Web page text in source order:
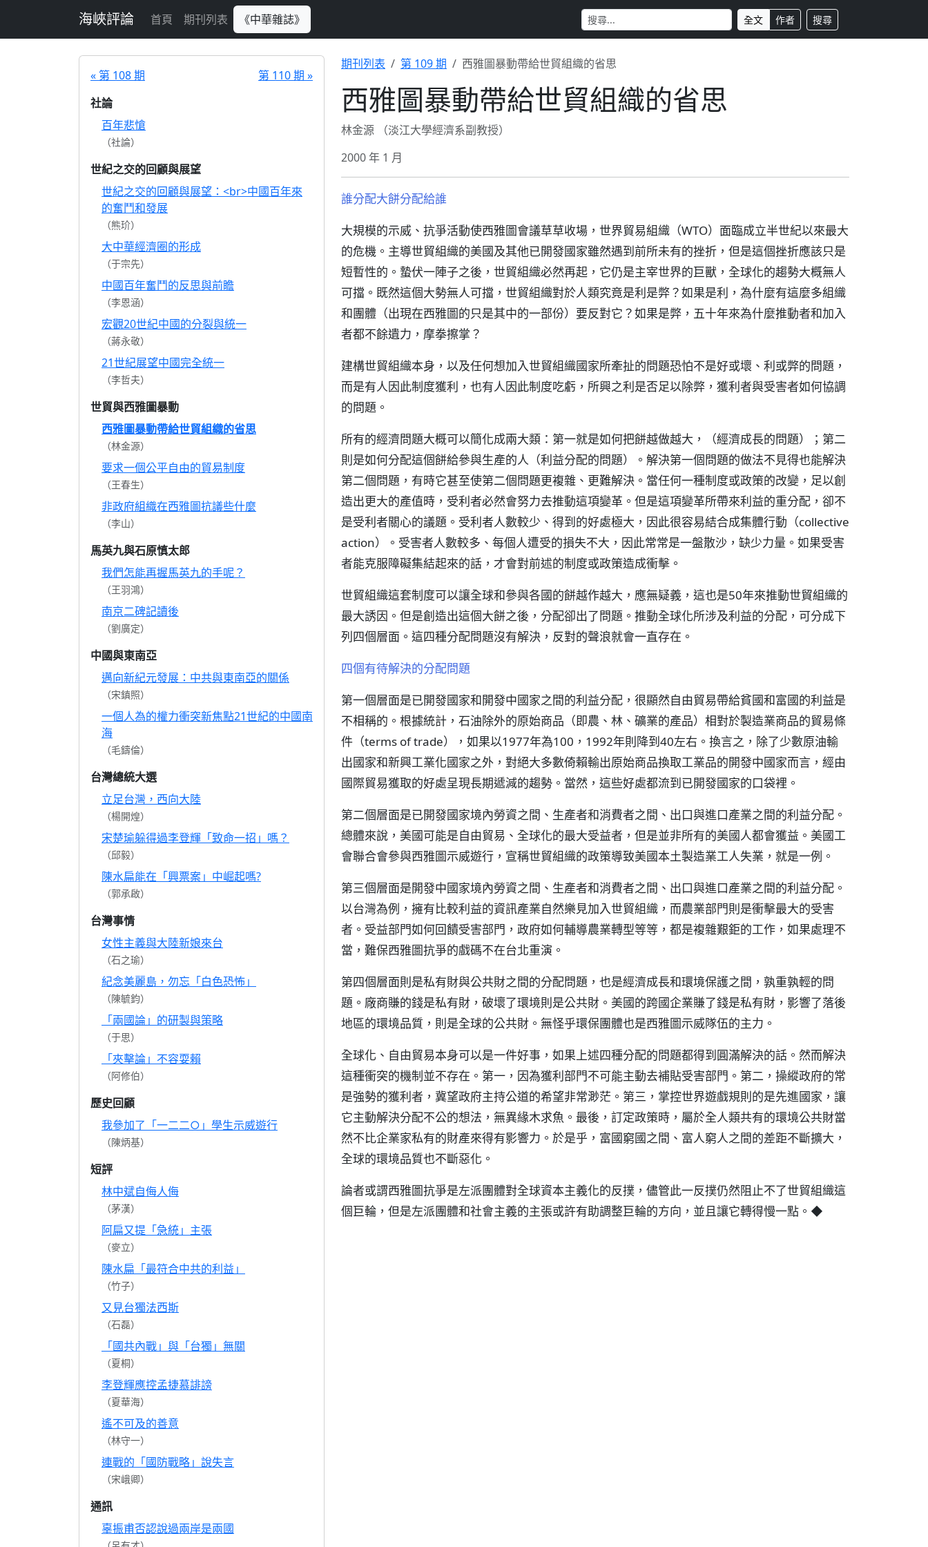
海峽評論 首頁 期刊列表 《中華雜誌》 全文 作者 搜尋
« 第 108 期
第 110 期 »
社論
百年悲愴
（社論）
世紀之交的回顧與展望
世紀之交的回顧與展望：<br>中國百年來
的奮鬥和發展
（熊玠）
大中華經濟圈的形成
（于宗先）
中國百年奮鬥的反思與前瞻
（李恩涵）
宏觀20世紀中國的分裂與統一
（蔣永敬）
21世紀展望中國完全統一
（李哲夫）
世貿與西雅圖暴動
西雅圖暴動帶給世貿組織的省思
（林金源）
要求一個公平自由的貿易制度
（王春生）
非政府組織在西雅圖抗議些什麼
（李山）
馬英九與石原慎太郎
我們怎能再握馬英九的手呢？
（王羽鴻）
南京二碑記讀後
（劉廣定）
中國與東南亞
邁向新紀元發展：中共與東南亞的關係
（宋鎮照）
一個人為的權力衝突新焦點21世紀的中國南
海
（毛鑄倫）
台灣總統大選
立足台灣，西向大陸
（楊開煌）
宋楚瑜躲得過李登輝「致命一招」嗎？
（邱毅）
陳水扁能在「興票案」中崛起嗎?
（郭承啟）
台灣事情
女性主義與大陸新娘來台
（石之瑜）
紀念美麗島，勿忘「白色恐怖」
（陳毓鈞）
「兩國論」的研製與策略
（于思）
「夾擊論」不容耍賴
（阿修伯）
歷史回顧
我參加了「一二二○」學生示威遊行
（陳炳基）
短評
林中斌自侮人侮
（茅漢）
阿扁又提「急統」主張
（麥立）
陳水扁「最符合中共的利益」
（竹子）
又見台獨法西斯
（石磊）
「國共內戰」與「台獨」無關
（夏桐）
李登輝應控孟捷慕誹謗
（夏華海）
遙不可及的善意
（林守一）
連戰的「國防戰略」說失言
（宋峨卿）
通訊
辜振甫否認說過兩岸是兩國
期刊列表 第 109 期 西雅圖暴動帶給世貿組織的省思
西雅圖暴動帶給世貿組織的省思
林金源 （淡江大學經濟系副教授）
2000 年 1 月
誰分配大餅分配給誰
大規模的示威、抗爭活動使西雅圖會議草草收場，世界貿易組織（WTO）面臨成立半世紀以來最大
的危機。主導世貿組織的美國及其他已開發國家雖然遇到前所未有的挫折，但是這個挫折應該只是
短暫性的。蟄伏一陣子之後，世貿組織必然再起，它仍是主宰世界的巨獸，全球化的趨勢大概無人
可擋。既然這個大勢無人可擋，世貿組織對於人類究竟是利是弊？如果是利，為什麼有這麼多組織
和團體（出現在西雅圖的只是其中的一部份）要反對它？如果是弊，五十年來為什麼推動者和加入
者都不餘遺力，摩拳擦掌？
建構世貿組織本身，以及任何想加入世貿組織國家所牽扯的問題恐怕不是好或壞、利或弊的問題，
而是有人因此制度獲利，也有人因此制度吃虧，所興之利是否足以除弊，獲利者與受害者如何協調
的問題。
所有的經濟問題大概可以簡化成兩大類：第一就是如何把餅越做越大，（經濟成長的問題）；第二
則是如何分配這個餅給參與生產的人（利益分配的問題）。解決第一個問題的做法不見得也能解決
第二個問題，有時它甚至使第二個問題更複雜、更難解決。當任何一種制度或政策的改變，足以創
造出更大的產值時，受利者必然會努力去推動這項變革。但是這項變革所帶來利益的重分配，卻不
是受利者關心的議題。受利者人數較少、得到的好處極大，因此很容易結合成集體行動（collective
action）。受害者人數較多、每個人遭受的損失不大，因此常常是一盤散沙，缺少力量。如果受害
者能克服障礙集結起來的話，才會對前述的制度或政策造成衝擊。
世貿組織這套制度可以讓全球和參與各國的餅越作越大，應無疑義，這也是50年來推動世貿組織的
最大誘因。但是創造出這個大餅之後，分配卻出了問題。推動全球化所涉及利益的分配，可分成下
列四個層面。這四種分配問題沒有解決，反對的聲浪就會一直存在。
四個有待解決的分配問題
第一個層面是已開發國家和開發中國家之間的利益分配，很顯然自由貿易帶給貧國和富國的利益是
不相稱的。根據統計，石油除外的原始商品（即農、林、礦業的產品）相對於製造業商品的貿易條
件（terms of trade），如果以1977年為100，1992年則降到40左右。換言之，除了少數原油輸
出國家和新興工業化國家之外，對絕大多數倚賴輸出原始商品換取工業品的開發中國家而言，經由
國際貿易獲取的好處呈現長期遞減的趨勢。當然，這些好處都流到已開發國家的口袋裡。
第二個層面是已開發國家境內勞資之間、生產者和消費者之間、出口與進口產業之間的利益分配。
總體來說，美國可能是自由貿易、全球化的最大受益者，但是並非所有的美國人都會獲益。美國工
會聯合會參與西雅圖示威遊行，宣稱世貿組織的政策導致美國本土製造業工人失業，就是一例。
第三個層面是開發中國家境內勞資之間、生產者和消費者之間、出口與進口產業之間的利益分配。
以台灣為例，擁有比較利益的資訊產業自然樂見加入世貿組織，而農業部門則是衝擊最大的受害
者。受益部門如何回饋受害部門，政府如何輔導農業轉型等等，都是複雜艱鉅的工作，如果處理不
當，難保西雅圖抗爭的戲碼不在台北重演。
第四個層面則是私有財與公共財之間的分配問題，也是經濟成長和環境保護之間，孰重孰輕的問
題。廠商賺的錢是私有財，破壞了環境則是公共財。美國的跨國企業賺了錢是私有財，影響了落後
地區的環境品質，則是全球的公共財。無怪乎環保團體也是西雅圖示威隊伍的主力。
全球化、自由貿易本身可以是一件好事，如果上述四種分配的問題都得到圓滿解決的話。然而解決
這種衝突的機制並不存在。第一，因為獲利部門不可能主動去補貼受害部門。第二，操縱政府的常
是強勢的獲利者，冀望政府主持公道的希望非常渺茫。第三，掌控世界遊戲規則的是先進國家，讓
它主動解決分配不公的想法，無異緣木求魚。最後，訂定政策時，屬於全人類共有的環境公共財當
然不比企業家私有的財產來得有影響力。於是乎，富國窮國之間、富人窮人之間的差距不斷擴大，
全球的環境品質也不斷惡化。
論者或謂西雅圖抗爭是左派團體對全球資本主義化的反撲，儘管此一反撲仍然阻止不了世貿組織這
個巨輪，但是左派團體和社會主義的主張或許有助調整巨輪的方向，並且讓它轉得慢一點。◆